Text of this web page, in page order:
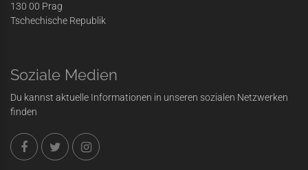
130 00 Prag
Tschechische Republik
Soziale Medien
Du kannst aktuelle Informationen in unseren sozialen Netzwerken
finden